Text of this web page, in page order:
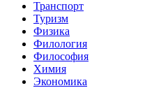
Транспорт
Туризм
Физика
Филология
Философия
Химия
Экономика